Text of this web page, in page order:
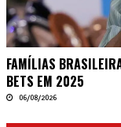
FAMÍLIAS
BETS EM 2025
06/08/2026